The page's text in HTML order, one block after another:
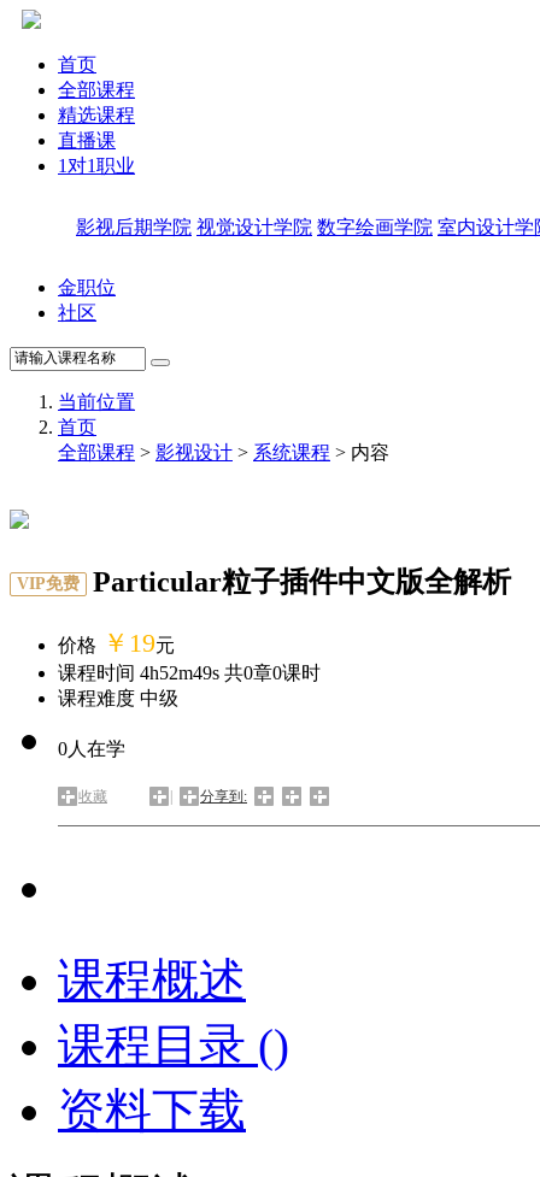
首页
全部课程
精选课程
直播课
1对1职业
影视后期学院 视觉设计学院 数字绘画学院 室内设计学
金职位
社区
当前位置
首页
全部课程 > 影视设计 > 系统课程 > 内容
VIP免费 Particular粒子插件中文版全解析
价格 ￥19元
课程时间 4h52m49s 共0章0课时
课程难度 中级
0人在学
收藏 分享到:
课程概述
课程目录 ()
资料下载